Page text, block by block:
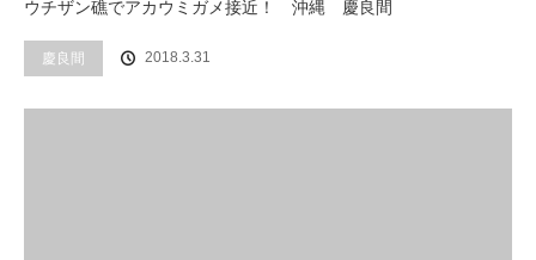
ウチザン礁でアカウミガメ接近！ 沖縄 慶良間
慶良間 2018.3.31